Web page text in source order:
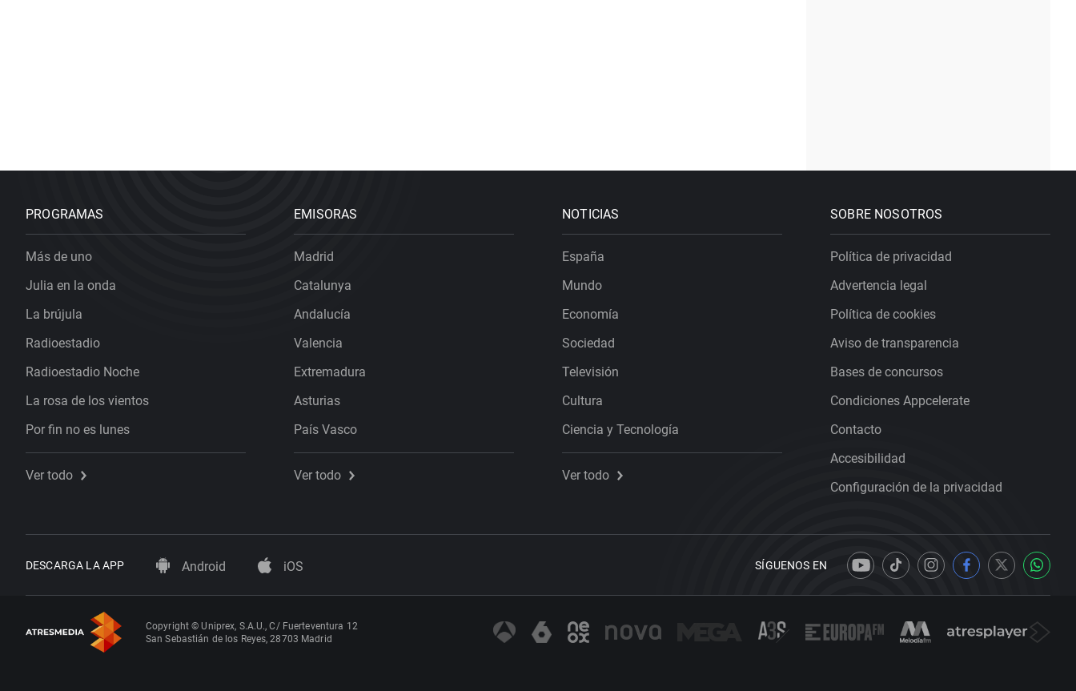
PROGRAMAS
Más de uno
Julia en la onda
La brújula
Radioestadio
Radioestadio Noche
La rosa de los vientos
Por fin no es lunes
Ver todo
EMISORAS
Madrid
Catalunya
Andalucía
Valencia
Extremadura
Asturias
País Vasco
Ver todo
NOTICIAS
España
Mundo
Economía
Sociedad
Televisión
Cultura
Ciencia y Tecnología
Ver todo
SOBRE NOSOTROS
Política de privacidad
Advertencia legal
Política de cookies
Aviso de transparencia
Bases de concursos
Condiciones Appcelerate
Contacto
Accesibilidad
Configuración de la privacidad
DESCARGA LA APP Android iOS SÍGUENOS EN
Copyright © Uniprex, S.A.U., C/ Fuerteventura 12
San Sebastián de los Reyes, 28703 Madrid